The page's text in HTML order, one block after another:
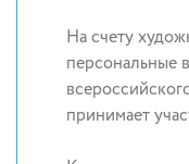
На счету
персональные
принимает